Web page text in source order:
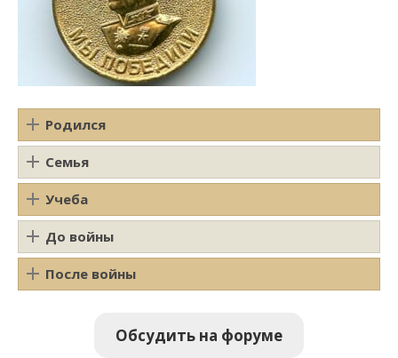
Родился
Семья
Учеба
До войны
После войны
Обсудить на форуме